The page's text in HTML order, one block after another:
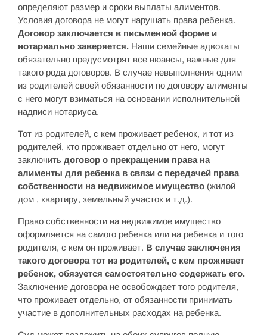
определяют размер и сроки выплаты алиментов.
Условия договора не могут нарушать права ребенка.
Договор заключается в письменной форме и
нотариально заверяется. Наши семейные адвокаты
обязательно предусмотрят все нюансы, важные для
такого рода договоров. В случае невыполнения одним
из родителей своей обязанности по договору алименты
с него могут взиматься на основании исполнительной
надписи нотариуса.
Тот из родителей, с кем проживает ребенок, и тот из
родителей, кто проживает отдельно от него, могут
заключить договор о прекращении права на
алименты для ребенка в связи с передачей права
собственности на недвижимое имущество (жилой
дом , квартиру, земельный участок и т.д.).
Право собственности на недвижимое имущество
оформляется на самого ребенка или на ребенка и того
родителя, с кем он проживает. В случае заключения
такого договора тот из родителей, с кем проживает
ребенок, обязуется самостоятельно содержать его.
Заключение договора не освобождает того родителя,
что проживает отдельно, от обязанности принимать
участие в дополнительных расходах на ребенка.